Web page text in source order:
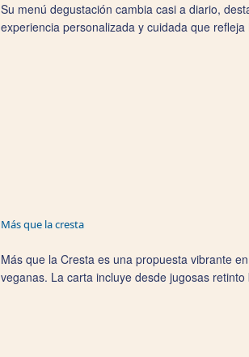
Su menú degustación cambia casi a diario,
experiencia personalizada y cuidada que
Más que la cresta
Más que la Cresta es una propuesta vibrante
veganas. La carta incluye desde jugosas